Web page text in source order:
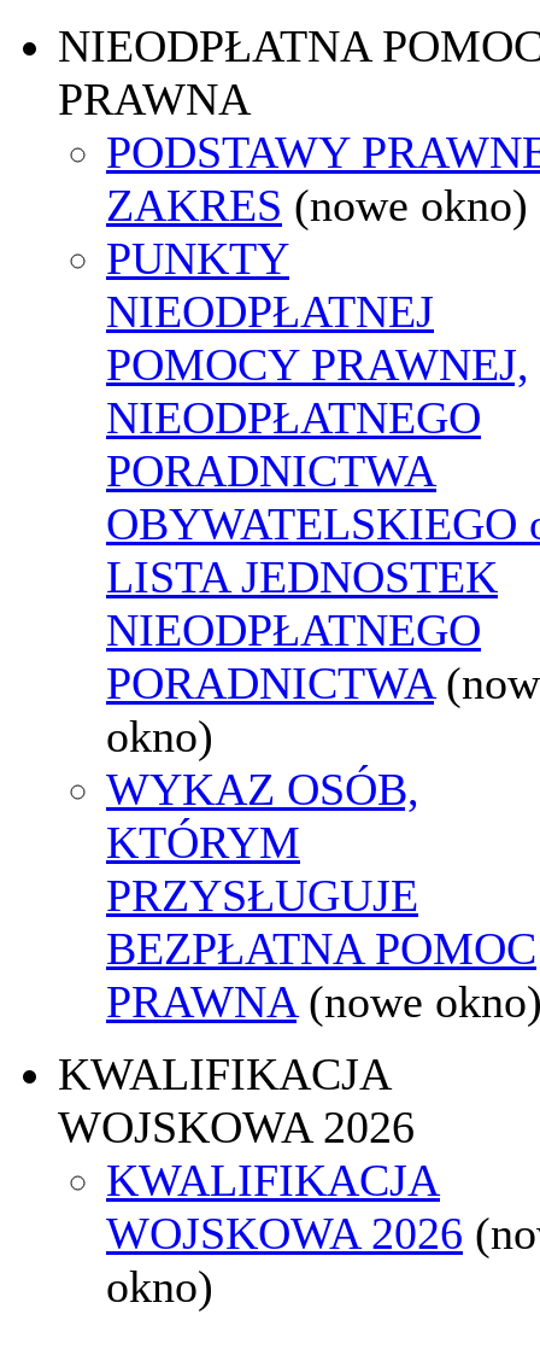
NIEODPŁATNA
PRAWNA
PODSTAWY
ZAKRES (nowe okno)
PUNKTY
NIEODPŁATNEJ
POMOCY PRAWNEJ,
NIEODPŁATNEGO
PORADNICTWA
OBYWATELSKIEGO
LISTA JEDNOSTEK
NIEODPŁATNEGO
PORADNICTWA
okno)
WYKAZ OSÓB,
KTÓRYM
PRZYSŁUGUJE
BEZPŁATNA POMOC
PRAWNA (nowe
KWALIFIKACJA
WOJSKOWA 2026
KWALIFIKACJA
WOJSKOWA 2026
okno)